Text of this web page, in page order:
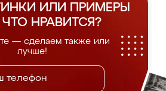
ИЛИ ПРИМЕРЫ
ЧТО НРАВИТСЯ?
— сделаем также или
лучше!